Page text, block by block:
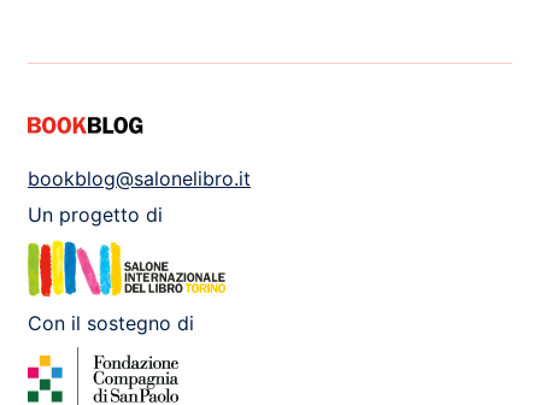
bookblog@salonelibro.it
Un progetto di
Con il sostegno di